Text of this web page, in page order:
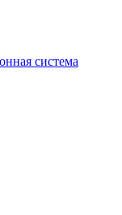
система